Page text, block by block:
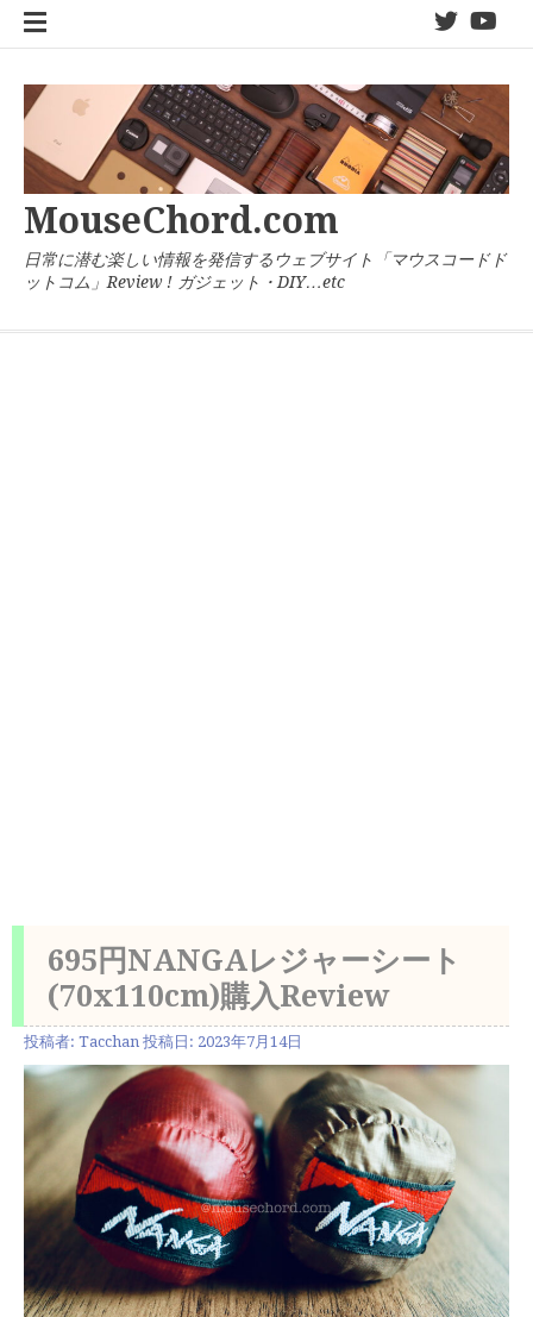
twitter
MouseChord.com
日常に潜む楽しい情報を発信するウェブサイト「マウスコードド
ットコム」Review ! ガジェット・DIY…etc
695円NANGAレジャーシート
(70x110cm)購入Review
投稿者: Tacchan 投稿日: 2023年7月14日